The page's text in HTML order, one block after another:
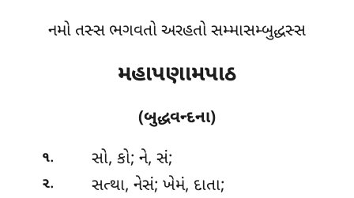
નમો તસ્સ ભગવતો અરહતો સમ્માસમ્બુદ્ધસ્સ
મહાપણામપાઠ
(બુદ્ધવન્દના)
૧. સો, કો; ને, સં;
૨. સત્થા, નેસં; ખેમં, દાતા;